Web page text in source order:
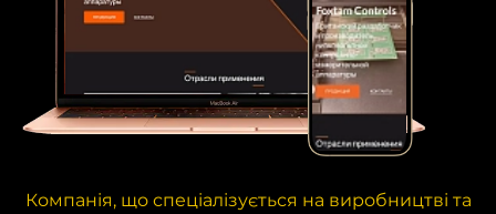
Компанія, що спеціалізується на виробництві та